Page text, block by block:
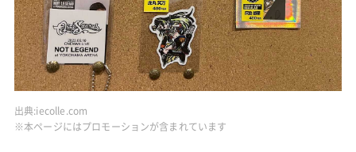
出典:iecolle.com
※本ページにはプロモーションが含まれています